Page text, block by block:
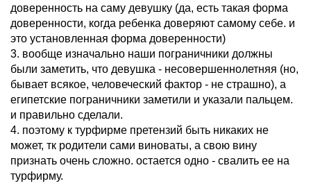
доверенность на саму девушку (да, есть такая форма
доверенности, когда ребенка доверяют самому себе. и
это установленная форма доверенности)
3. вообще изначально наши пограничники должны
были заметить, что девушка - несовершеннолетняя (но,
бывает всякое, человеческий фактор - не страшно), а
египетские пограничники заметили и указали пальцем.
и правильно сделали.
4. поэтому к турфирме претензий быть никаких не
может, тк родители сами виноваты, а свою вину
признать очень сложно. остается одно - свалить ее на
турфирму.